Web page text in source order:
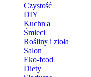
Czystość
DIY
Kuchnia
Śmieci
Rośliny i zioła
Salon
Eko-food
Diety